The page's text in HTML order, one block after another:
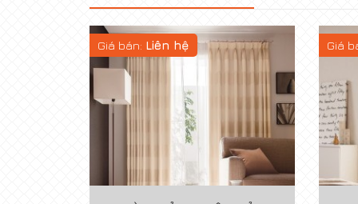
Giá bán: Liên hệ Giá